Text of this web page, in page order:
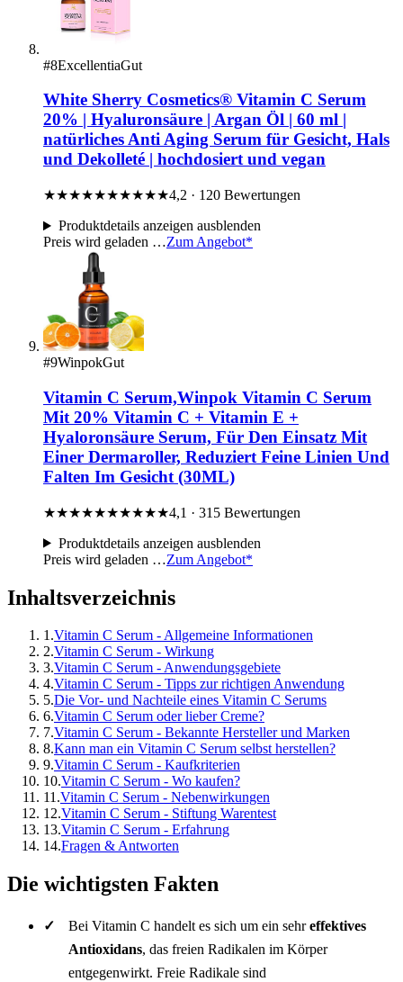
#8ExcellentiaGut
White Sherry Cosmetics® Vitamin C Serum
20% | Hyaluronsäure | Argan Öl | 60 ml |
natürliches Anti Aging Serum für Gesicht, Hals
und Dekolleté | hochdosiert und vegan
★★★★★★★★★★4,2 · 120 Bewertungen
Produktdetailsanzeigen ausblenden
Preis wird geladen …Zum Angebot*
#9WinpokGut
Vitamin C Serum,Winpok Vitamin C Serum
Mit 20% Vitamin C + Vitamin E +
Hyaloronsäure Serum, Für Den Einsatz Mit
Einer Dermaroller, Reduziert Feine Linien Und
Falten Im Gesicht (30ML)
★★★★★★★★★★4,1 · 315 Bewertungen
Produktdetailsanzeigen ausblenden
Preis wird geladen …Zum Angebot*
Inhaltsverzeichnis
1.Vitamin C Serum - Allgemeine Informationen
2.Vitamin C Serum - Wirkung
3.Vitamin C Serum - Anwendungsgebiete
4.Vitamin C Serum - Tipps zur richtigen Anwendung
5.Die Vor- und Nachteile eines Vitamin C Serums
6.Vitamin C Serum oder lieber Creme?
7.Vitamin C Serum - Bekannte Hersteller und Marken
8.Kann man ein Vitamin C Serum selbst herstellen?
9.Vitamin C Serum - Kaufkriterien
10.Vitamin C Serum - Wo kaufen?
11.Vitamin C Serum - Nebenwirkungen
12.Vitamin C Serum - Stiftung Warentest
13.Vitamin C Serum - Erfahrung
14.Fragen & Antworten
Die wichtigsten Fakten
Bei Vitamin C handelt es sich um ein sehreffektives
Antioxidans, das freien Radikalen im Körper
entgegenwirkt. Freie Radikale sind